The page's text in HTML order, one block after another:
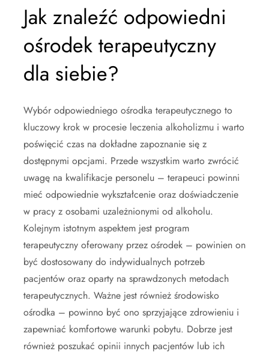
Jak znaleźć odpowiedni
ośrodek terapeutyczny
dla siebie?
Wybór odpowiedniego ośrodka terapeutycznego to
kluczowy krok w procesie leczenia alkoholizmu i warto
poświęcić czas na dokładne zapoznanie się z
dostępnymi opcjami. Przede wszystkim warto zwrócić
uwagę na kwalifikacje personelu – terapeuci powinni
mieć odpowiednie wykształcenie oraz doświadczenie
w pracy z osobami uzależnionymi od alkoholu.
Kolejnym istotnym aspektem jest program
terapeutyczny oferowany przez ośrodek – powinien on
być dostosowany do indywidualnych potrzeb
pacjentów oraz oparty na sprawdzonych metodach
terapeutycznych. Ważne jest również środowisko
ośrodka – powinno być ono sprzyjające zdrowieniu i
zapewniać komfortowe warunki pobytu. Dobrze jest
również poszukać opinii innych pacjentów lub ich